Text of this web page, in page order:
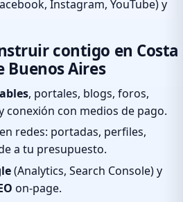
Instagram, YouTube) y
contigo en Costa
Buenos Aires
, portales, blogs, foros,
conexión con medios de pago.
en redes: portadas, perfiles,
a tu presupuesto.
(Analytics, Search Console) y
on-page.